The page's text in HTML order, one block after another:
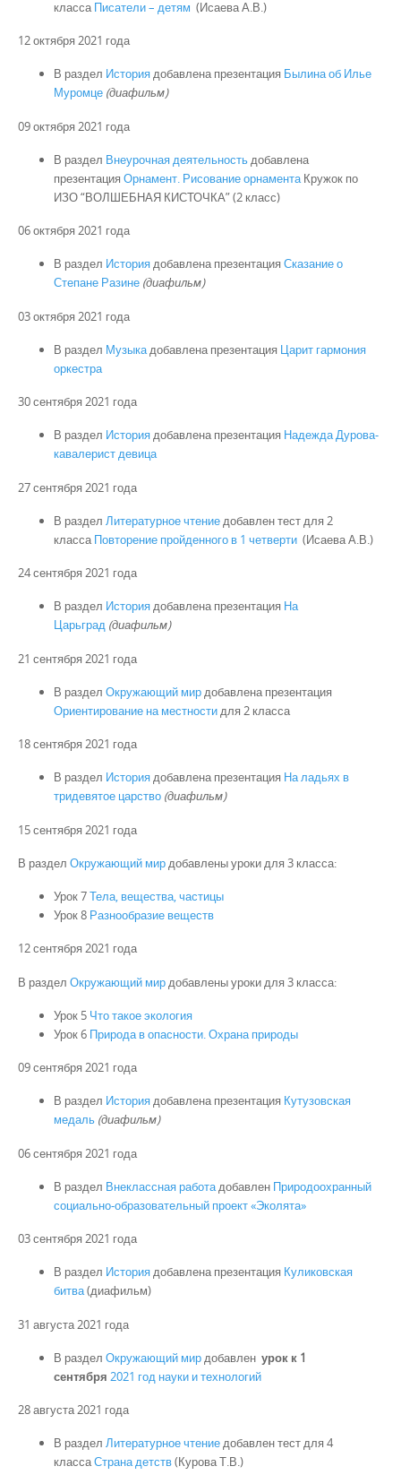
классаПисатели – детям (Исаева А.В.)
12 октября 2021 года
В раздел Историядобавлена презентация Былина об Илье
Муромце (диафильм)
09 октября 2021 года
В раздел Внеурочная деятельностьдобавлена
презентация Орнамент. Рисование орнаментаКружок по
ИЗО “ВОЛШЕБНАЯ КИСТОЧКА” (2 класс)
06 октября 2021 года
В раздел Историядобавлена презентация Сказание о
Степане Разине (диафильм)
03 октября 2021 года
В раздел Музыкадобавлена презентация Царит гармония
оркестра
30 сентября 2021 года
В раздел Историядобавлена презентация Надежда Дурова-
кавалерист девица
27 сентября 2021 года
В раздел Литературное чтениедобавлен тест для 2
классаПовторение пройденного в 1 четверти (Исаева А.В.)
24 сентября 2021 года
В раздел Историядобавлена презентация На
Царьград (диафильм)
21 сентября 2021 года
В раздел Окружающий мирдобавлена презентация
Ориентирование на местностидля 2 класса
18 сентября 2021 года
В раздел Историядобавлена презентация На ладьях в
тридевятое царство (диафильм)
15 сентября 2021 года
В раздел Окружающий мирдобавлены уроки для 3 класса:
Урок 7Тела, вещества, частицы
Урок 8 Разнообразие веществ
12 сентября 2021 года
В раздел Окружающий мир добавлены уроки для 3 класса:
Урок 5 Что такое экология
Урок 6 Природа в опасности. Охрана природы
09 сентября 2021 года
В раздел Историядобавлена презентация Кутузовская
медаль (диафильм)
06 сентября 2021 года
В раздел Внеклассная работадобавлен Природоохранный
социально-образовательный проект «Эколята»
03 сентября 2021 года
В раздел Историядобавлена презентация Куликовская
битва(диафильм)
31 августа 2021 года
В раздел Окружающий мирдобавлен урок к 1
сентября 2021 год науки и технологий
28 августа 2021 года
В раздел Литературное чтениедобавлен тест для 4
классаСтрана детств(Курова Т.В.)